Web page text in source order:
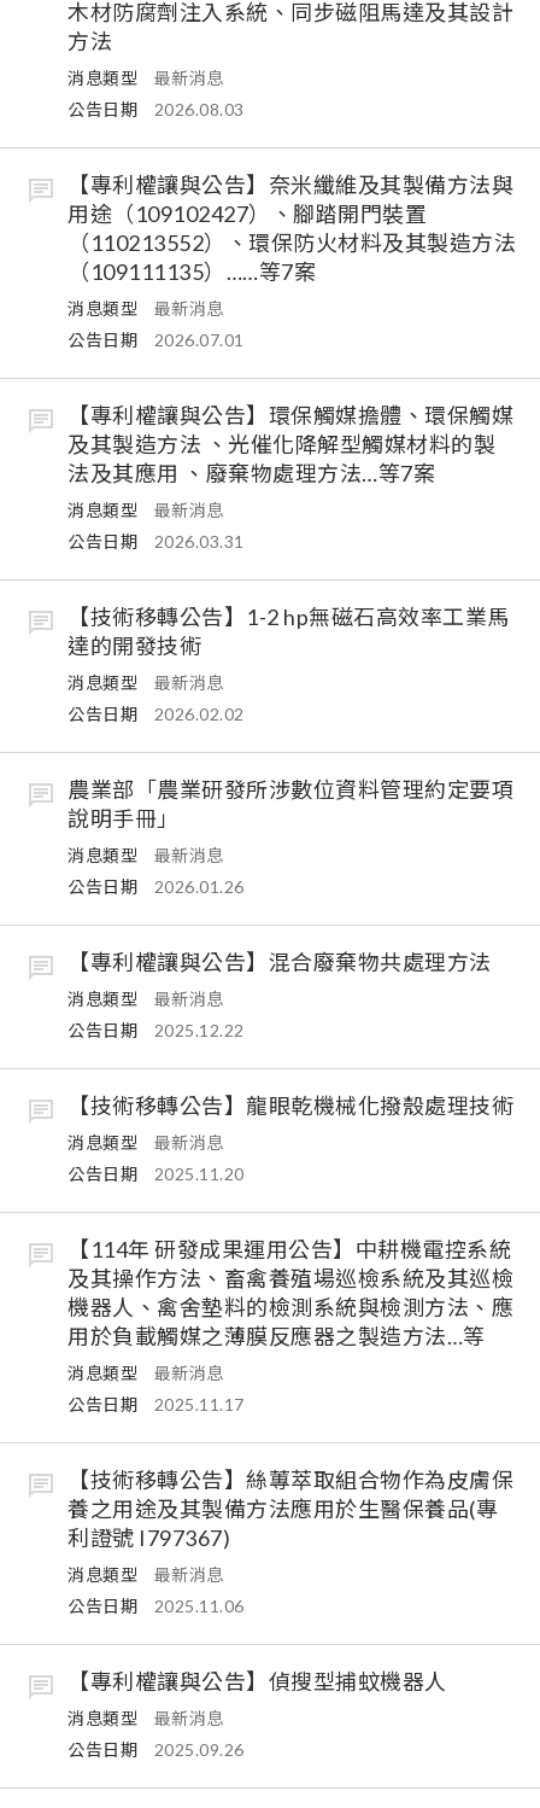
木材防腐劑注入系統、同步磁阻馬達及其設計
方法
消息類型
最新消息
公告日期
2026.08.03
【專利權讓與公告】奈米纖維及其製備方法與
用途（109102427）、腳踏開門裝置
（110213552）、環保防火材料及其製造方法
（109111135）……等7案
消息類型
最新消息
公告日期
2026.07.01
【專利權讓與公告】環保觸媒擔體、環保觸媒
及其製造方法 、光催化降解型觸媒材料的製
法及其應用 、廢棄物處理方法…等7案
消息類型
最新消息
公告日期
2026.03.31
【技術移轉公告】1-2 hp無磁石高效率工業馬
達的開發技術
消息類型
最新消息
公告日期
2026.02.02
農業部「農業研發所涉數位資料管理約定要項
說明手冊」
消息類型
最新消息
公告日期
2026.01.26
【專利權讓與公告】混合廢棄物共處理方法
消息類型
最新消息
公告日期
2025.12.22
【技術移轉公告】龍眼乾機械化撥殼處理技術
消息類型
最新消息
公告日期
2025.11.20
【114年 研發成果運用公告】中耕機電控系統
及其操作方法、畜禽養殖場巡檢系統及其巡檢
機器人、禽舍墊料的檢測系統與檢測方法、應
用於負載觸媒之薄膜反應器之製造方法…等
消息類型
最新消息
公告日期
2025.11.17
【技術移轉公告】絲蓴萃取組合物作為皮膚保
養之用途及其製備方法應用於生醫保養品(專
利證號 I797367)
消息類型
最新消息
公告日期
2025.11.06
【專利權讓與公告】偵搜型捕蚊機器人
消息類型
最新消息
公告日期
2025.09.26